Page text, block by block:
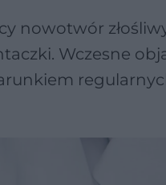
nowotwór
Wczesne